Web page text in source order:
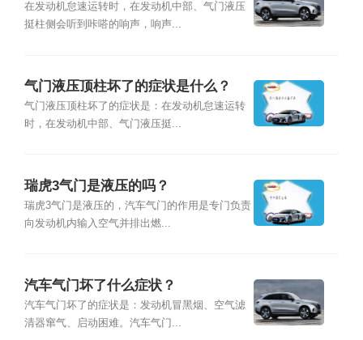
在发动机怠速运转时，在发动机中部、气门液压
挺柱侧会听到咔嗒的响声，响声...
气门液压顶柱坏了的症状是什么？
气门液压顶柱坏了的症状是：在发动机怠速运转
时，在发动机中部、气门液压挺...
瑞虎3气门是液压的吗？
瑞虎3气门是液压的，汽车气门的作用是专门负责
向发动机内输入空气并排出燃...
汽车气门坏了什么症状？
汽车气门坏了的症状是：发动机冒黑烟、空气滤
清器窜气、启动困难。汽车气门...